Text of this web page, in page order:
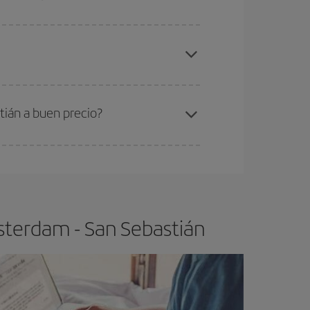
San Sebastián-dest
a buen precio?
- San Sebastián